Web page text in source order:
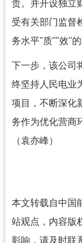
责。并开设独立
受有关部门监督
务水平"质""效"的
下一步，该公司
终坚持人民电业
项目，不断深化
务作为优化营商
（袁亦峰）
本文转载自中国
站观点，内容版
影响，请及时联